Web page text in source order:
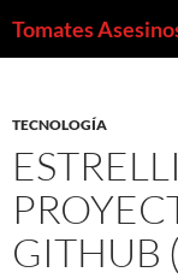
Tomates
TECNOLOGÍA
GITHUB